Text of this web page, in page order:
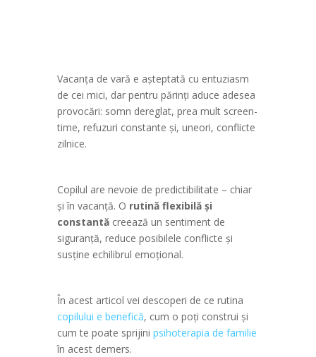
Vacanța de vară e așteptată cu entuziasm
de cei mici, dar pentru părinți aduce adesea
provocări: somn dereglat, prea mult screen-
time, refuzuri constante și, uneori, conflicte
zilnice.
Copilul are nevoie de predictibilitate – chiar
și în vacanță. O rutină flexibilă și
constantăcreează un sentiment de
siguranță, reduce posibilele conflicte și
susține echilibrul emoțional.
În acest articol vei descoperi de ce rutina
copilului e benefică, cum o poți construi și
cum te poate sprijini psihoterapia de familie
în acest demers.